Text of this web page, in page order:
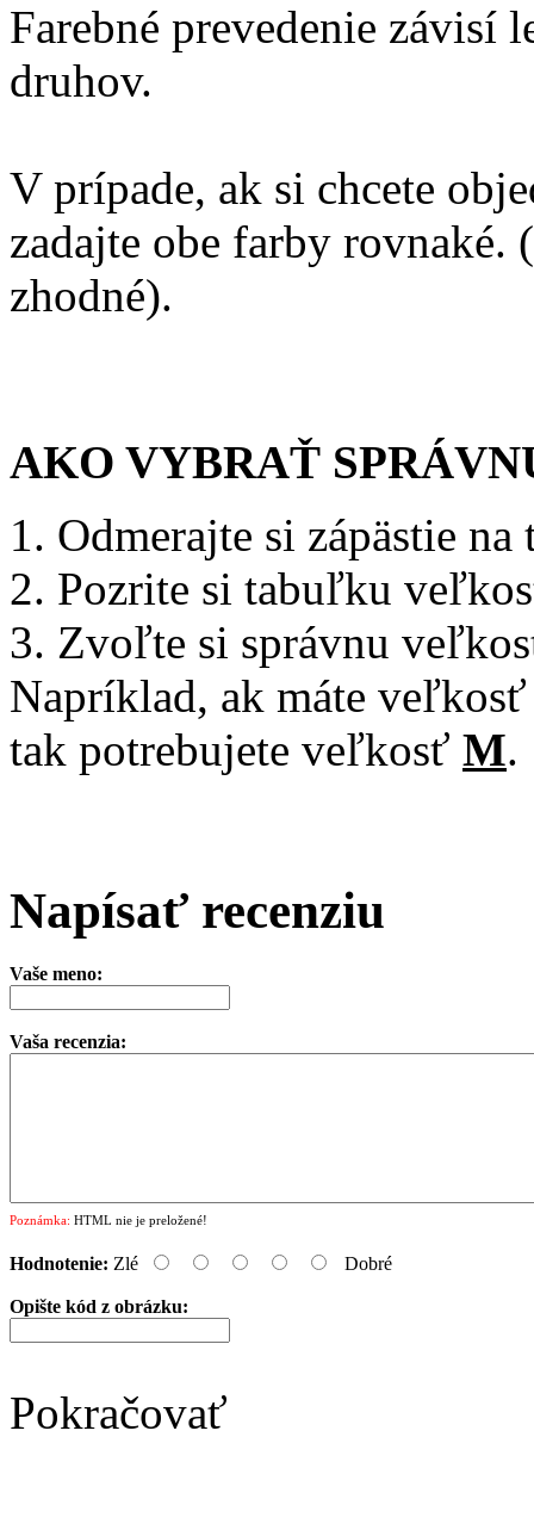
Farebné prevedenie závisí
druhov.
V prípade, ak si chcete
zadajte obe farby rovnaké.
zhodné).
AKO VYBRAŤ
1. Odmerajte si zápästie na
2. Pozrite si tabuľku
3. Zvoľte si správnu
Napríklad, ak máte
tak potrebujete veľkosť M.
Napísať recenziu
Vaše meno:
Vaša recenzia:
Poznámka: HTML nie je preložené!
Hodnotenie: Zlé Dobré
Opište kód z obrázku:
Pokračovať